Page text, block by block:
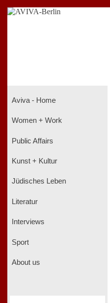
Aviva - Home
Women + Work
Public Affairs
Kunst + Kultur
Jüdisches Leben
Literatur
Interviews
Sport
About us